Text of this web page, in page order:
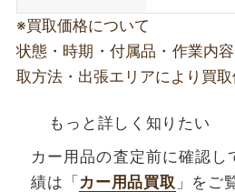
※買取価格について
状態・時期・付属品・作業内
取方法・出張エリアにより買取
もっと詳しく知りたい
カー用品の査定前に確認し
績は「 カー用品買取 」をご